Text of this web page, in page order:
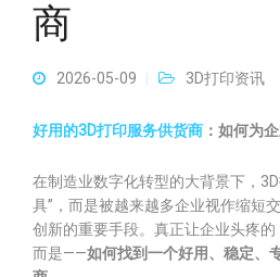
商
2026-05-09 3D打印资讯
好用的3D打印服务供货商 ：如何为
在制造业数字化转型的大背景下，
具”，而是被越来越多企业视作缩短
创新的重要手段。真正让企业头疼的
而是——如何找到一个好用、稳定、